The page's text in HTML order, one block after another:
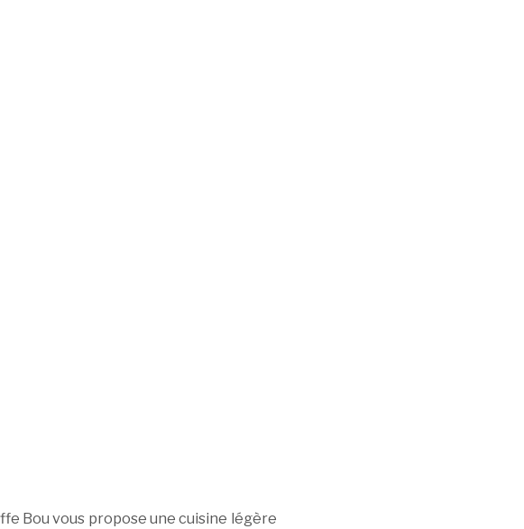
Bou vous propose une cuisine légère